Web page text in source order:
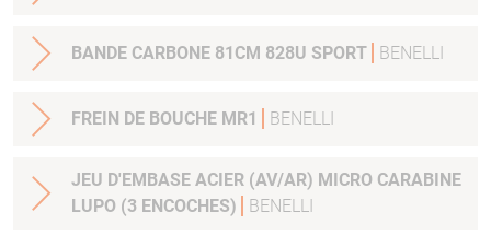
BANDE CARBONE 81CM 828U SPORT BENELLI
FREIN DE BOUCHE MR1 BENELLI
JEU D'EMBASE ACIER (AV/AR) MICRO CARABINE
LUPO (3 ENCOCHES)
BENELLI